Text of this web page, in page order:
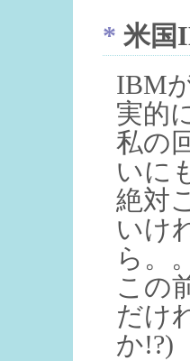
* 米国
IBM
実的
私の
いに
絶対
いけ
ら。
この
だけ
か!?)